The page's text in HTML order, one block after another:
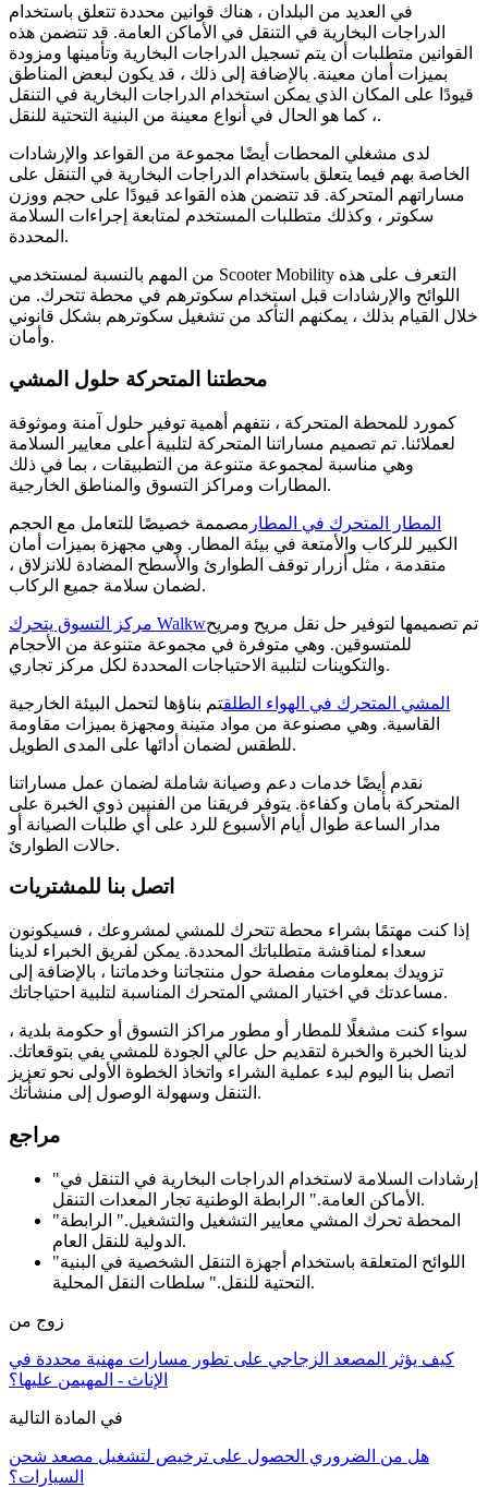
في العديد من البلدان ، هناك قوانين محددة تتعلق باستخدام
الدراجات البخارية في التنقل في الأماكن العامة. قد تتضمن هذه
القوانين متطلبات أن يتم تسجيل الدراجات البخارية وتأمينها ومزودة
بميزات أمان معينة. بالإضافة إلى ذلك ، قد يكون لبعض المناطق
قيودًا على المكان الذي يمكن استخدام الدراجات البخارية في التنقل
، كما هو الحال في أنواع معينة من البنية التحتية للنقل.
لدى مشغلي المحطات أيضًا مجموعة من القواعد والإرشادات
الخاصة بهم فيما يتعلق باستخدام الدراجات البخارية في التنقل على
مساراتهم المتحركة. قد تتضمن هذه القواعد قيودًا على حجم ووزن
سكوتر ، وكذلك متطلبات المستخدم لمتابعة إجراءات السلامة
المحددة.
من المهم بالنسبة لمستخدمي Scooter Mobility التعرف على هذه
اللوائح والإرشادات قبل استخدام سكوترهم في محطة تتحرك. من
خلال القيام بذلك ، يمكنهم التأكد من تشغيل سكوترهم بشكل قانوني
وأمان.
محطتنا المتحركة حلول المشي
كمورد للمحطة المتحركة ، نتفهم أهمية توفير حلول آمنة وموثوقة
لعملائنا. تم تصميم مساراتنا المتحركة لتلبية أعلى معايير السلامة
وهي مناسبة لمجموعة متنوعة من التطبيقات ، بما في ذلك
المطارات ومراكز التسوق والمناطق الخارجية.
المطار المتحرك في المطار مصممة خصيصًا للتعامل مع الحجم
الكبير للركاب والأمتعة في بيئة المطار. وهي مجهزة بميزات أمان
متقدمة ، مثل أزرار توقف الطوارئ والأسطح المضادة للانزلاق ،
لضمان سلامة جميع الركاب.
مركز التسوق يتحرك Walkwتم تصميمها لتوفير حل نقل مريح ومريح
للمتسوقين. وهي متوفرة في مجموعة متنوعة من الأحجام
والتكوينات لتلبية الاحتياجات المحددة لكل مركز تجاري.
المشي المتحرك في الهواء الطلقتم بناؤها لتحمل البيئة الخارجية
القاسية. وهي مصنوعة من مواد متينة ومجهزة بميزات مقاومة
للطقس لضمان أدائها على المدى الطويل.
نقدم أيضًا خدمات دعم وصيانة شاملة لضمان عمل مساراتنا
المتحركة بأمان وكفاءة. يتوفر فريقنا من الفنيين ذوي الخبرة على
مدار الساعة طوال أيام الأسبوع للرد على أي طلبات الصيانة أو
حالات الطوارئ.
اتصل بنا للمشتريات
إذا كنت مهتمًا بشراء محطة تتحرك للمشي لمشروعك ، فسيكونون
سعداء لمناقشة متطلباتك المحددة. يمكن لفريق الخبراء لدينا
تزويدك بمعلومات مفصلة حول منتجاتنا وخدماتنا ، بالإضافة إلى
مساعدتك في اختيار المشي المتحرك المناسبة لتلبية احتياجاتك.
سواء كنت مشغلًا للمطار أو مطور مراكز التسوق أو حكومة بلدية ،
لدينا الخبرة والخبرة لتقديم حل عالي الجودة للمشي يفي بتوقعاتك.
اتصل بنا اليوم لبدء عملية الشراء واتخاذ الخطوة الأولى نحو تعزيز
التنقل وسهولة الوصول إلى منشأتك.
مراجع
"إرشادات السلامة لاستخدام الدراجات البخارية في التنقل في
الأماكن العامة." الرابطة الوطنية تجار المعدات التنقل.
"المحطة تحرك المشي معايير التشغيل والتشغيل." الرابطة
الدولية للنقل العام.
"اللوائح المتعلقة باستخدام أجهزة التنقل الشخصية في البنية
التحتية للنقل." سلطات النقل المحلية.
زوج من
كيف يؤثر المصعد الزجاجي على تطور مسارات مهنية محددة في
الإناث - المهيمن عليها؟
في المادة التالية
هل من الضروري الحصول على ترخيص لتشغيل مصعد شحن
السيارات؟